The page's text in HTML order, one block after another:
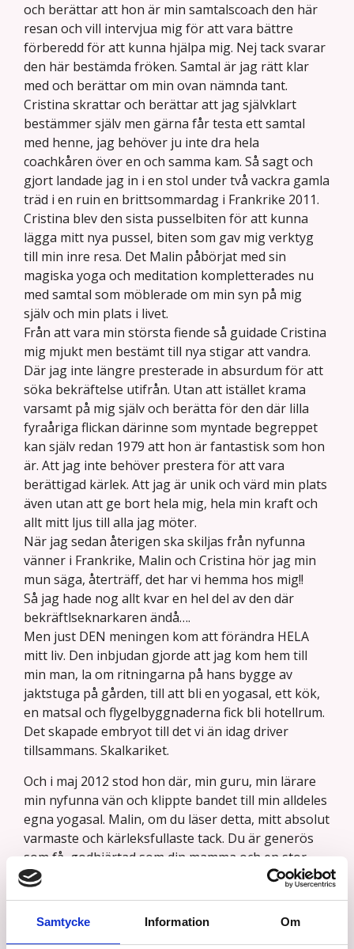
Samtycke Information Om
och berättar att hon är min samtalscoach den här
resan och vill intervjua mig för att vara bättre
förberedd för att kunna hjälpa mig. Nej tack svarar
den här bestämda fröken. Samtal är jag rätt klar
med och berättar om min ovan nämnda tant.
Cristina skrattar och berättar att jag självklart
bestämmer själv men gärna får testa ett samtal
med henne, jag behöver ju inte dra hela
coachkåren över en och samma kam. Så sagt och
gjort landade jag in i en stol under två vackra gamla
träd i en ruin en brittsommardag i Frankrike 2011.
Cristina blev den sista pusselbiten för att kunna
lägga mitt nya pussel, biten som gav mig verktyg
till min inre resa. Det Malin påbörjat med sin
magiska yoga och meditation kompletterades nu
med samtal som möblerade om min syn på mig
själv och min plats i livet.
Från att vara min största fiende så guidade Cristina
mig mjukt men bestämt till nya stigar att vandra.
Där jag inte längre presterade in absurdum för att
söka bekräftelse utifrån. Utan att istället krama
varsamt på mig själv och berätta för den där lilla
fyraåriga flickan därinne som myntade begreppet
kan själv redan 1979 att hon är fantastisk som hon
är. Att jag inte behöver prestera för att vara
berättigad kärlek. Att jag är unik och värd min plats
även utan att ge bort hela mig, hela min kraft och
allt mitt ljus till alla jag möter.
När jag sedan återigen ska skiljas från nyfunna
vänner i Frankrike, Malin och Cristina hör jag min
mun säga, återträff, det har vi hemma hos mig!!
Så jag hade nog allt kvar en hel del av den där
bekräftlseknarkaren ändå….
Men just DEN meningen kom att förändra HELA
mitt liv. Den inbjudan gjorde att jag kom hem till
min man, la om ritningarna på hans bygge av
jaktstuga på gården, till att bli en yogasal, ett kök,
en matsal och flygelbyggnaderna fick bli hotellrum.
Det skapade embryot till det vi än idag driver
tillsammans. Skalkariket.
Och i maj 2012 stod hon där, min guru, min lärare
min nyfunna vän och klippte bandet till min alldeles
egna yogasal. Malin, om du läser detta, mitt absolut
varmaste och kärleksfullaste tack. Du är generös
som få, godhjärtad som din mamma och en stor
inspiration för många. Men för mig, är du min. Bara
den lilla fyraåriga flickan att våga stå stadigt på